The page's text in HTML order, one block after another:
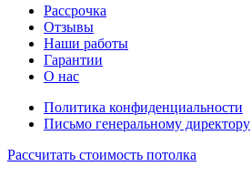
Рассрочка
Отзывы
Наши работы
Гарантии
О нас
Политика конфиденциальности
Письмо генеральному директору
Рассчитать стоимость потолка